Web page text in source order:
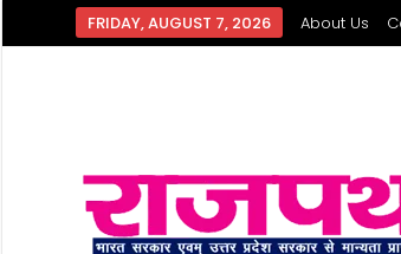
FRIDAY, AUGUST 7, 2026 About Us